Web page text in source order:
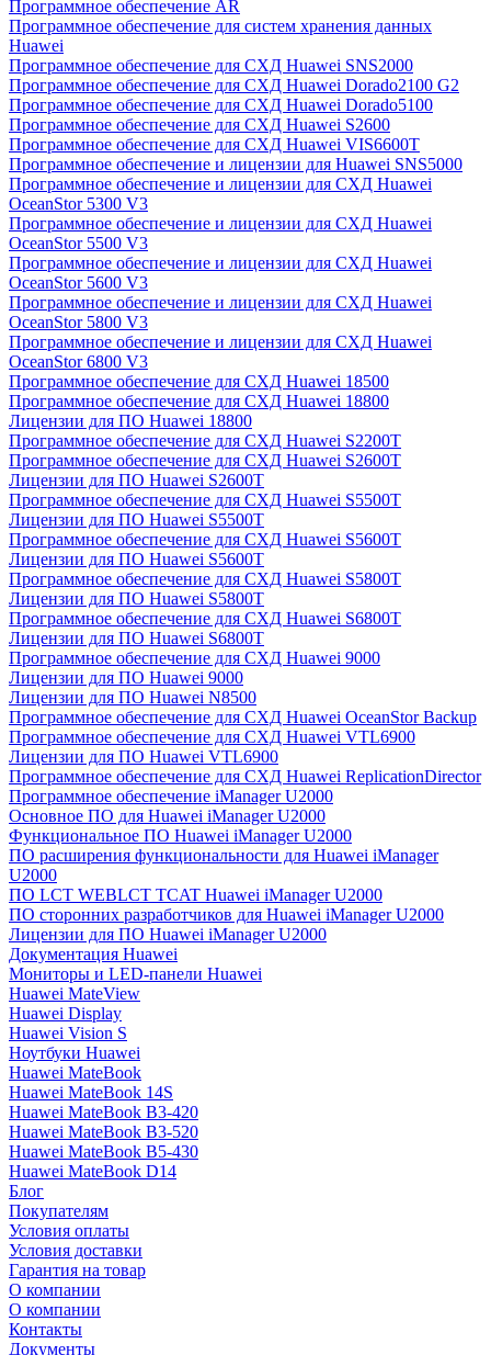
Программное обеспечение AR
Программное обеспечение для систем хранения данных
Huawei
Программное обеспечение для СХД Huawei SNS2000
Программное обеспечение для СХД Huawei Dorado2100 G2
Программное обеспечение для СХД Huawei Dorado5100
Программное обеспечение для СХД Huawei S2600
Программное обеспечение для СХД Huawei VIS6600T
Программное обеспечение и лицензии для Huawei SNS5000
Программное обеспечение и лицензии для СХД Huawei
OceanStor 5300 V3
Программное обеспечение и лицензии для СХД Huawei
OceanStor 5500 V3
Программное обеспечение и лицензии для СХД Huawei
OceanStor 5600 V3
Программное обеспечение и лицензии для СХД Huawei
OceanStor 5800 V3
Программное обеспечение и лицензии для СХД Huawei
OceanStor 6800 V3
Программное обеспечение для СХД Huawei 18500
Программное обеспечение для СХД Huawei 18800
Лицензии для ПО Huawei 18800
Программное обеспечение для СХД Huawei S2200T
Программное обеспечение для СХД Huawei S2600T
Лицензии для ПО Huawei S2600T
Программное обеспечение для СХД Huawei S5500T
Лицензии для ПО Huawei S5500T
Программное обеспечение для СХД Huawei S5600T
Лицензии для ПО Huawei S5600T
Программное обеспечение для СХД Huawei S5800T
Лицензии для ПО Huawei S5800T
Программное обеспечение для СХД Huawei S6800T
Лицензии для ПО Huawei S6800T
Программное обеспечение для СХД Huawei 9000
Лицензии для ПО Huawei 9000
Лицензии для ПО Huawei N8500
Программное обеспечение для СХД Huawei OceanStor Backup
Программное обеспечение для СХД Huawei VTL6900
Лицензии для ПО Huawei VTL6900
Программное обеспечение для СХД Huawei ReplicationDirector
Программное обеспечение iManager U2000
Основное ПО для Huawei iManager U2000
Функциональное ПО Huawei iManager U2000
ПО расширения функциональности для Huawei iManager
U2000
ПО LCT WEBLCT TCAT Huawei iManager U2000
ПО сторонних разработчиков для Huawei iManager U2000
Лицензии для ПО Huawei iManager U2000
Документация Huawei
Мониторы и LED-панели Huawei
Huawei MateView
Huawei Display
Huawei Vision S
Ноутбуки Huawei
Huawei MateBook
Huawei MateBook 14S
Huawei MateBook B3-420
Huawei MateBook B3-520
Huawei MateBook B5-430
Huawei MateBook D14
Блог
Покупателям
Условия оплаты
Условия доставки
Гарантия на товар
О компании
О компании
Контакты
Документы